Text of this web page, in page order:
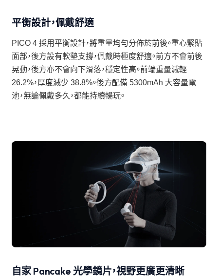
平衡設計，佩戴舒適
PICO 4 採用平衡設計，將重量均勻分佈於前後。重心緊貼
面部，後方設有軟墊支撐，佩戴時極度舒適。前方不會前後
晃動，後方亦不會向下滑落，穩定性高。前端重量減輕
26.2%，厚度減少 38.8%。後方配備 5300mAh 大容量電
池，無論佩戴多久，都能持續暢玩。
自家 Pancake 光學鏡片，視野更廣更清晰